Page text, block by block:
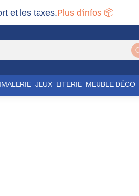
et les taxes.Plus d'infos 📦
JEUX LITERIE MEUBLE DÉCO